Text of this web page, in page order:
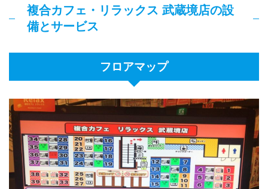
複合カフェ・リラックス 武蔵境店の設
備とサービス
フロアマップ